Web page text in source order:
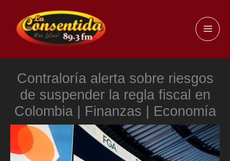
contenido
Contraloría alerta sobre riesgos
de suspender la regla fiscal en
Colombia | Finanzas | Economía